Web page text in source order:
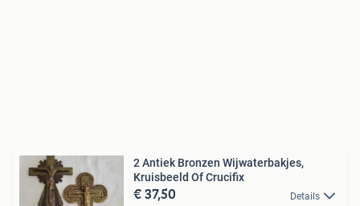
2 Antiek Bronzen Wijwaterbakjes,
Kruisbeeld Of Crucifix
€ 37,50 Details